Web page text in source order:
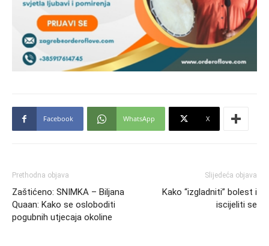
Facebook WhatsApp X
Prethodna objava
Zaštićeno: SNIMKA – Biljana
Quaan: Kako se osloboditi
pogubnih utjecaja okoline
Slijedeća objava
Kako “izgladniti” bolest i
iscijeliti se